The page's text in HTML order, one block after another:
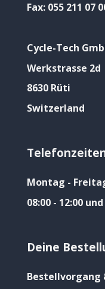
Fax: 055 211 07
Cycle-Tech
Werkstrasse 2d
8630 Rüti
Switzerland
Montag -
08:00 - 12:00
Deine
Bestellvorgang